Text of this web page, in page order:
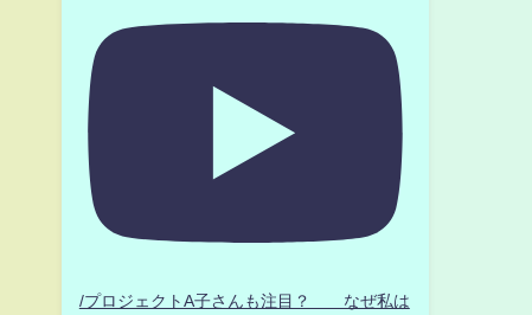
/プロジェクトA子さんも注目？ なぜ私は